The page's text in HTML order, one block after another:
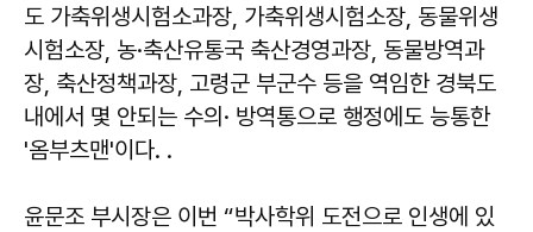
도 가축위생시험소과장, 가축위생시험소장, 동물위생
시험소장, 농·축산유통국 축산경영과장, 동물방역과
장, 축산정책과장, 고령군 부군수 등을 역임한 경북도
내에서 몇 안되는 수의· 방역통으로 행정에도 능통한
'옴부츠맨'이다. .
윤문조 부시장은 이번 “박사학위 도전으로 인생에 있